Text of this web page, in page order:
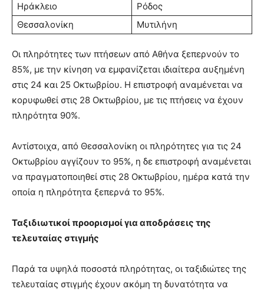
Ηράκλειο
Ρόδος
Θεσσαλονίκη
Μυτιλήνη
Οι πληρότητες των πτήσεων από Αθήνα ξεπερνούν το
85%, με την κίνηση να εμφανίζεται ιδιαίτερα αυξημένη
στις 24 και 25 Οκτωβρίου. Η επιστροφή αναμένεται να
κορυφωθεί στις 28 Οκτωβρίου, με τις πτήσεις να έχουν
πληρότητα 90%.
Αντίστοιχα, από Θεσσαλονίκη οι πληρότητες για τις 24
Οκτωβρίου αγγίζουν το 95%, η δε επιστροφή αναμένεται
να πραγματοποιηθεί στις 28 Οκτωβρίου, ημέρα κατά την
οποία η πληρότητα ξεπερνά το 95%.
Ταξιδιωτικοί προορισμοί για αποδράσεις της
τελευταίας στιγμής
Παρά τα υψηλά ποσοστά πληρότητας, οι ταξιδιώτες της
τελευταίας στιγμής έχουν ακόμη τη δυνατότητα να